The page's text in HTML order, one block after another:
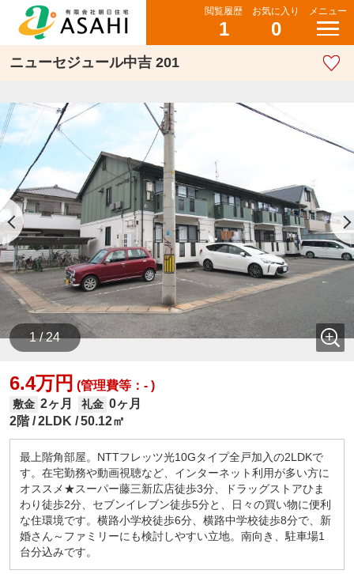
閲覧履歴
1
お気に入り
0
メニュー
ニューセジュール中吉 201
1 / 24
6.4万円 (管理費等：- )
敷金 2ヶ月 礼金 0ヶ月
2階 2LDK 50.12㎡
最上階角部屋。NTTフレッツ光10Gタイプ全戸加入の2LDKで
す。在宅勤務や動画視聴など、インターネット利用が多い方に
オススメ★スーパー藤三新広店徒歩3分、ドラッグストアひま
わり徒歩2分、セブンイレブン徒歩5分と、日々の買い物に便利
な住環境です。横路小学校徒歩6分、横路中学校徒歩8分で、新
婚さん～ファミリーにも検討しやすい立地。南向き、駐車場1
台分込みです。